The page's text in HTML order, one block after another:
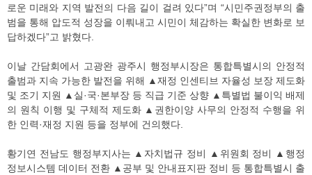
로운 미래와 지역 발전의 다음 길이 걸려 있다”며 “시민주권정부의 출
범을 통해 압도적 성장을 이뤄내고 시민이 체감하는 확실한 변화로 보
답하겠다”고 밝혔다.
이날 간담회에서 고광완 광주시 행정부시장은 통합특별시의 안정적
출범과 지속 가능한 발전을 위해 ▲재정 인센티브 자율성 보장 제도화
및 조기 지원 ▲실·국·본부장 등 직급 기준 상향 ▲특별법 불이익 배제
의 원칙 이행 및 구체적 제도화 ▲권한이양 사무의 안정적 수행을 위
한 인력·재정 지원 등을 정부에 건의했다.
황기연 전남도 행정부지사는 ▲자치법규 정비 ▲위원회 정비 ▲행정
정보시스템 데이터 전환 ▲공부 및 안내표지판 정비 등 통합특별시 출